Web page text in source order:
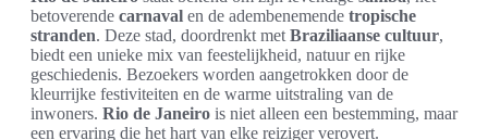
betoverende carnaval en de adembenemende tropische
stranden. Deze stad, doordrenkt met Braziliaanse cultuur,
biedt een unieke mix van feestelijkheid, natuur en rijke
geschiedenis. Bezoekers worden aangetrokken door de
kleurrijke festiviteiten en de warme uitstraling van de
inwoners. Rio de Janeiro is niet alleen een bestemming, maar
een ervaring die het hart van elke reiziger verovert.